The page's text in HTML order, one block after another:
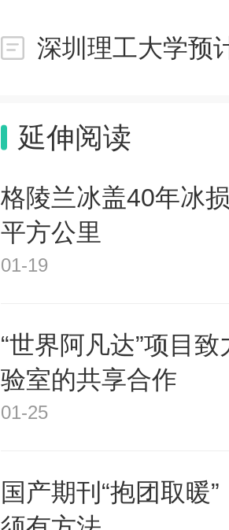
五、咨询电话
如有疑问可与
政策申报咨询
特此通知。
延伸阅读
格陵兰冰盖40年冰
平方公里
01-19
“世界阿凡达”项目
验室的共享合作
01-25
国产期刊“抱团取暖